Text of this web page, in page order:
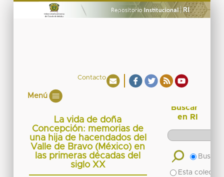
Contacto
Menú
La vida de doña
Concepción: memorias de
una hija de hacendados del
Valle de Bravo (México) en
las primeras décadas del
siglo XX
Buscar
en RI
Buscar
Esta